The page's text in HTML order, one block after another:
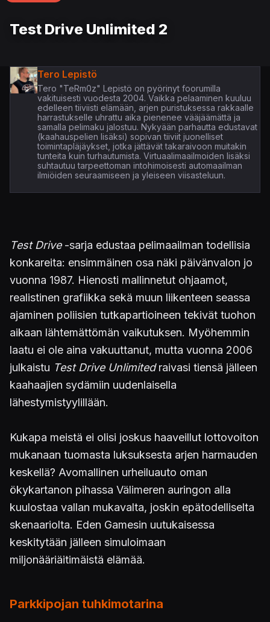
Test Drive Unlimited 2
Tero Lepistö
Tero "TeRm0z" Lepistö on pyörinyt foorumilla
vakituisesti vuodesta 2004. Vaikka pelaaminen kuuluu
edelleen tiiviisti elämään, arjen puristuksessa rakkaalle
harrastukselle uhrattu aika pienenee vääjäämättä ja
samalla pelimaku jalostuu. Nykyään parhautta edustavat
(kaahauspelien lisäksi) sopivan tiiviit juonelliset
toimintapläjäykset, jotka jättävät takaraivoon muitakin
tunteita kuin turhautumista. Virtuaalimaailmoiden lisäksi
suhtautuu tarpeettoman intohimoisesti automaailman
ilmiöiden seuraamiseen ja yleiseen viisasteluun.
Test Drive-sarja edustaa pelimaailman todellisia
konkareita: ensimmäinen osa näki päivänvalon jo
vuonna 1987. Hienosti mallinnetut ohjaamot,
realistinen grafiikka sekä muun liikenteen seassa
ajaminen poliisien tutkapartioineen tekivät tuohon
aikaan lähtemättömän vaikutuksen. Myöhemmin
laatu ei ole aina vakuuttanut, mutta vuonna 2006
julkaistu Test Drive Unlimitedraivasi tiensä jälleen
kaahaajien sydämiin uudenlaisella
lähestymistyylillään.
Kukapa meistä ei olisi joskus haaveillut lottovoiton
mukanaan tuomasta luksuksesta arjen harmauden
keskellä? Avomallinen urheiluauto oman
ökykartanon pihassa Välimeren auringon alla
kuulostaa vallan mukavalta, joskin epätodelliselta
skenaariolta. Eden Gamesin uutukaisessa
keskitytään jälleen simuloimaan
miljonääriäitimäistä elämää.
Parkkipojan tuhkimotarina